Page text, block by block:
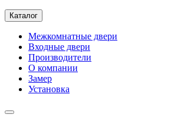
Каталог
Межкомнатные двери
Входные двери
Производители
О компании
Замер
Установка